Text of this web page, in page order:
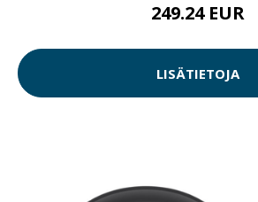
249.24 EUR
LISÄTIETOJA